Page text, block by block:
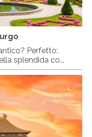
Perfetto:
splendida co...